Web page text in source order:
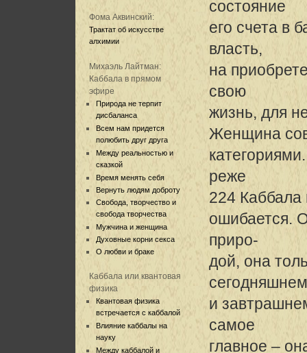
Фома Аквинский:
Трактат об искусстве
алхимии
Михаэль Лайтман:
Каббала в прямом
эфире
Природа не терпит
дисбаланса
Всем нам придется
полюбить друг друга
Между реальностью и
сказкой
Время менять себя
Вернуть людям доброту
Свобода, творчество и
свобода творчества
Мужчина и женщина
Духовные корни секса
О любви и браке
Каббала или квантовая
физика
Квантовая физика
встречается с каббалой
Влияние каббалы на
науку
Между каббалой и
состояние
его счета в
власть,
на
свою
жизнь, для
Женщина
реже
224
ошибается.
приро-
дой, она
сегодняшнем
и
самое
главное –